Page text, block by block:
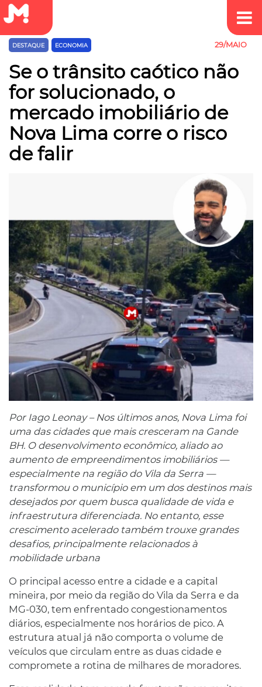
DESTAQUE ECONOMIA 29/MAIO
Se o trânsito caótico não
for solucionado, o
mercado imobiliário de
Nova Lima corre o risco
de falir
Por Iago Leonay – Nos últimos anos, Nova Lima foi
uma das cidades que mais cresceram na Gande
BH. O desenvolvimento econômico, aliado ao
aumento de empreendimentos imobiliários —
especialmente na região do Vila da Serra —
transformou o município em um dos destinos mais
desejados por quem busca qualidade de vida e
infraestrutura diferenciada. No entanto, esse
crescimento acelerado também trouxe grandes
desafios, principalmente relacionados à
mobilidade urbana
O principal acesso entre a cidade e a capital
mineira, por meio da região do Vila da Serra e da
MG-030, tem enfrentado congestionamentos
diários, especialmente nos horários de pico. A
estrutura atual já não comporta o volume de
veículos que circulam entre as duas cidade e
compromete a rotina de milhares de moradores.